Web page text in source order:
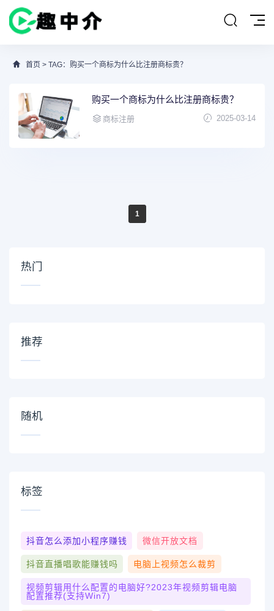
首页 > TAG：购买一个商标为什么比注册商标贵？
购买一个商标为什么比注册商标贵？
商标注册 2025-03-14
1
热门
推荐
随机
标签
抖音怎么添加小程序赚钱 微信开放文档
抖音直播唱歌能赚钱吗 电脑上视频怎么裁剪
视频剪辑用什么配置的电脑好?2023年视频剪辑电脑
配置推荐(支持win7)